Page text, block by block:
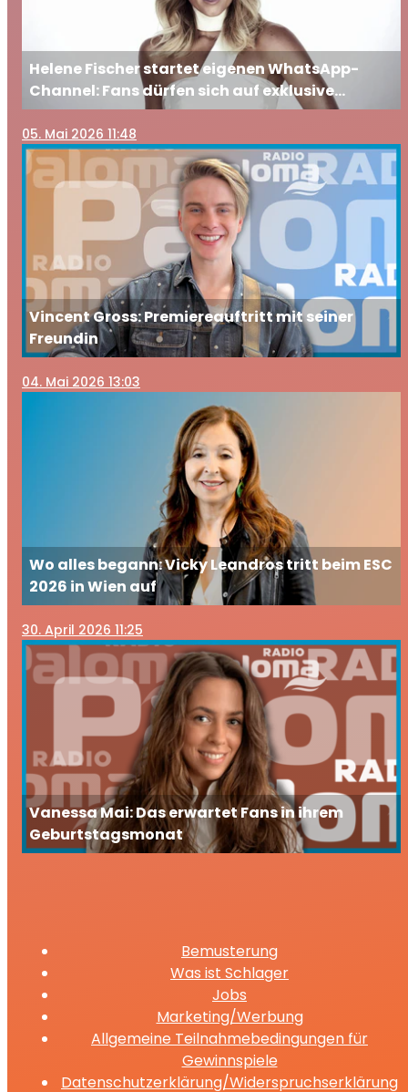
Helene Fischer startet eigenen WhatsApp-
Channel: Fans dürfen sich auf exklusive
Einblicke freuen
05. Mai 2026 11:48
Vincent Gross: Premiereauftritt mit seiner
Freundin
04. Mai 2026 13:03
Wo alles begann: Vicky Leandros tritt beim ESC
2026 in Wien auf
30. April 2026 11:25
Vanessa Mai: Das erwartet Fans in ihrem
Geburtstagsmonat
Bemusterung
Was ist Schlager
Jobs
Marketing/Werbung
Allgemeine Teilnahmebedingungen für
Gewinnspiele
Datenschutzerklärung/Widerspruchserklärung